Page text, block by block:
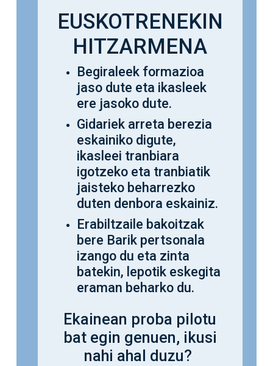
EUSKOTRENEKIN
HITZARMENA
Begiraleek formazioa
jaso dute eta ikasleek
ere jasoko dute.
Gidariek arreta berezia
eskainiko digute,
ikasleei tranbiara
igotzeko eta tranbiatik
jaisteko beharrezko
duten denbora eskainiz.
Erabiltzaile bakoitzak
bere Barik pertsonala
izango du eta zinta
batekin, lepotik eskegita
eraman beharko du.
Ekainean proba pilotu
bat egin genuen, ikusi
nahi ahal duzu?